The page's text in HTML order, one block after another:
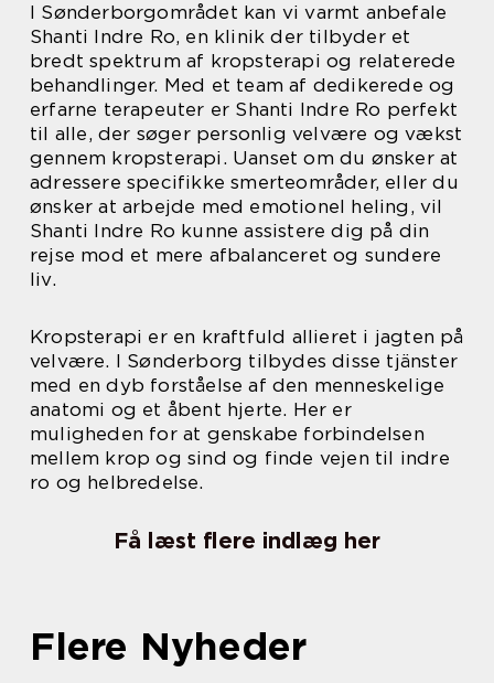
I Sønderborgområdet kan vi varmt anbefale
Shanti Indre Ro, en klinik der tilbyder et
bredt spektrum af kropsterapi og relaterede
behandlinger. Med et team af dedikerede og
erfarne terapeuter er Shanti Indre Ro perfekt
til alle, der søger personlig velvære og vækst
gennem kropsterapi. Uanset om du ønsker at
adressere specifikke smerteområder, eller du
ønsker at arbejde med emotionel heling, vil
Shanti Indre Ro kunne assistere dig på din
rejse mod et mere afbalanceret og sundere
liv.
Kropsterapi er en kraftfuld allieret i jagten på
velvære. I Sønderborg tilbydes disse tjänster
med en dyb forståelse af den menneskelige
anatomi og et åbent hjerte. Her er
muligheden for at genskabe forbindelsen
mellem krop og sind og finde vejen til indre
ro og helbredelse.
Få læst flere indlæg her
Flere Nyheder